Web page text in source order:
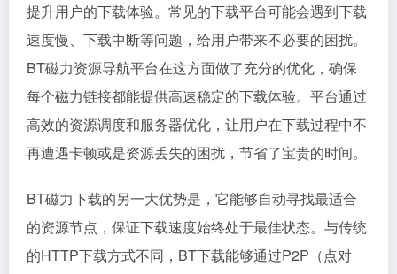
提升用户的下载体验。常见的下载平台可能会遇到下载
速度慢、下载中断等问题，给用户带来不必要的困扰。
BT磁力资源导航平台在这方面做了充分的优化，确保
每个磁力链接都能提供高速稳定的下载体验。平台通过
高效的资源调度和服务器优化，让用户在下载过程中不
再遭遇卡顿或是资源丢失的困扰，节省了宝贵的时间。
BT磁力下载的另一大优势是，它能够自动寻找最适合
的资源节点，保证下载速度始终处于最佳状态。与传统
的HTTP下载方式不同，BT下载能够通过P2P（点对